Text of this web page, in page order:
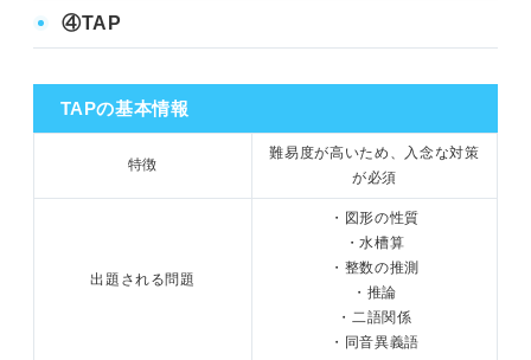
④TAP
特徴
難易度が高いため、入念な対策
が必須
出題される問題
・図形の性質
・水槽算
・整数の推測
・推論
・二語関係
・同音異義語
TAPの基本情報